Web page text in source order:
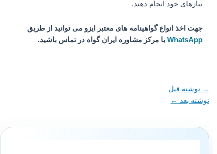
نیازهای خود انجام دهند.
جهت اخذ انواع گواهینامه های معتبر ایزو می توانید از طریق
WhatsAppبا مرکز مشاوره ایران گواه در تماس باشید.
→نوشته قبل
نوشته بعد←